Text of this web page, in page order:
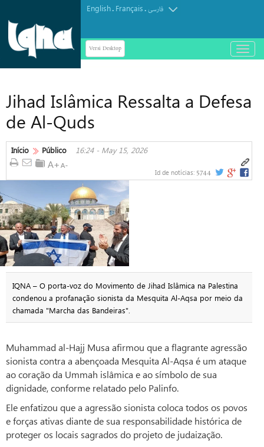
English. Français.فارسی
Versi Desktop
باز
و
منو
Jihad Islâmica Ressalta a Defesa
de Al-Quds
Início Público 16:24 - May 15, 2026
Id de notícias: 5744
IQNA – O porta-voz do Movimento de Jihad Islâmica na Palestina
condenou a profanação sionista da Mesquita Al-Aqsa por meio da
chamada "Marcha das Bandeiras".
Muhammad al-Hajj Musa afirmou que a flagrante agressão
sionista contra a abençoada Mesquita Al-Aqsa é um ataque
ao coração da Ummah islâmica e ao símbolo de sua
dignidade, conforme relatado pelo Palinfo.
Ele enfatizou que a agressão sionista coloca todos os povos
e forças ativas diante de sua responsabilidade histórica de
proteger os locais sagrados do projeto de judaização.